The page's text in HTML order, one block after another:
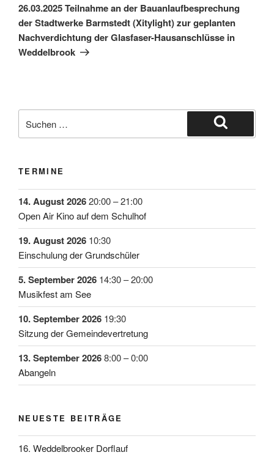
26.03.2025 Teilnahme an der Bauanlaufbesprechung
der Stadtwerke Barmstedt (Xitylight) zur geplanten
Nachverdichtung der Glasfaser-Hausanschlüsse in
Weddelbrook
TERMINE
14. August 202620:00–21:00
Open Air Kino auf dem Schulhof
19. August 2026 10:30
Einschulung der Grundschüler
5. September 2026 14:30–20:00
Musikfest am See
10. September 2026 19:30
Sitzung der Gemeindevertretung
13. September 20268:00–0:00
Abangeln
NEUESTE BEITRÄGE
16. Weddelbrooker Dorflauf